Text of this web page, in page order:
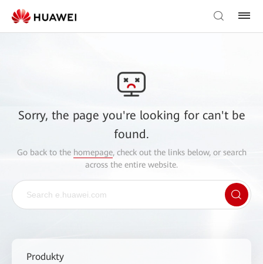
Sorry, the page you're looking for can't be
found.
Go back to the homepage, check out the links below, or search
across the entire website.
Produkty